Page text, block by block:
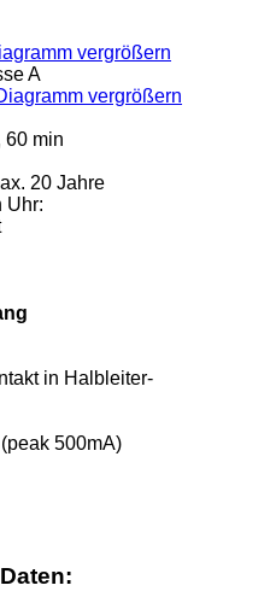
A
60 min
20 Jahre
Uhr:
in Halbleiter-
500mA)